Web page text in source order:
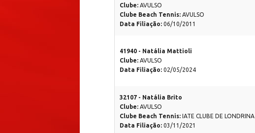
Clube: AVULSO
Clube Beach Tennis: AVULSO
Data Filiação: 06/10/2011
41940 - Natália Mattioli
Clube: AVULSO
Data Filiação: 02/05/2024
32107 - Natália Brito
Clube: AVULSO
Clube Beach Tennis: IATE CLUBE DE LONDRINA
Data Filiação: 03/11/2021